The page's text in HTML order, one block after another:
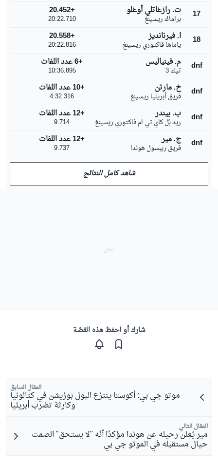
17 ت. رازغاتلي أوغلو
براماك ريسينغ
+20.452
20:22.710
18 ا. فيرنانديز
ياماها فاكتوري ريسينغ
+20.558
20:22.816
dnf م. فينياليس
تيك 3
+6 عدد اللفات
10:36.895
dnf خ. مارتن
فريق أبريليا ريسينغ
+10 عدد اللفات
4:32.316
dnf ب. بيندر
ريد بُل كاي تي ام فاكتوري ريسينغ
+12 عدد اللفات
9.714
dnf ج. مير
فريق ريبسول هوندا
+12 عدد اللفات
9.737
شاهد كامل النتائج
شارك أو احفظ هذه القصّة
المقال السابق
موتو جي بي: أكوستا ينتزع البول بوزيشن في كتالونيا
وكارثة تضرب أبريليا
المقال التالي
مير يُعلن رحيله عن هوندا مؤكدًا أنّه "لا يستحق" الصمت
حيال مستقبله في الموتو جي بي